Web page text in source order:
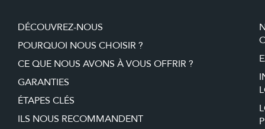
DÉCOUVREZ-NOUS
POURQUOI NOUS CHOISIR ?
CE QUE NOUS AVONS À VOUS OFFRIR ?
GARANTIES
ÉTAPES CLÉS
ILS NOUS RECOMMANDENT